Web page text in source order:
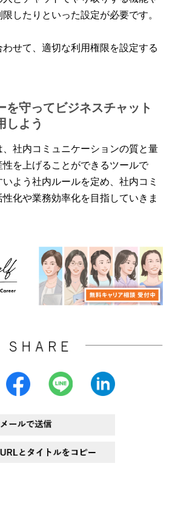
したりといった設定が必要です。
せて、適切な利用権限を設定する
を守ってビジネスチャット
しよう
社内コミュニケーションの質と量
を上げることができるツールで
よう社内ルールを定め、社内コミ
化や業務効率化を目指していきま